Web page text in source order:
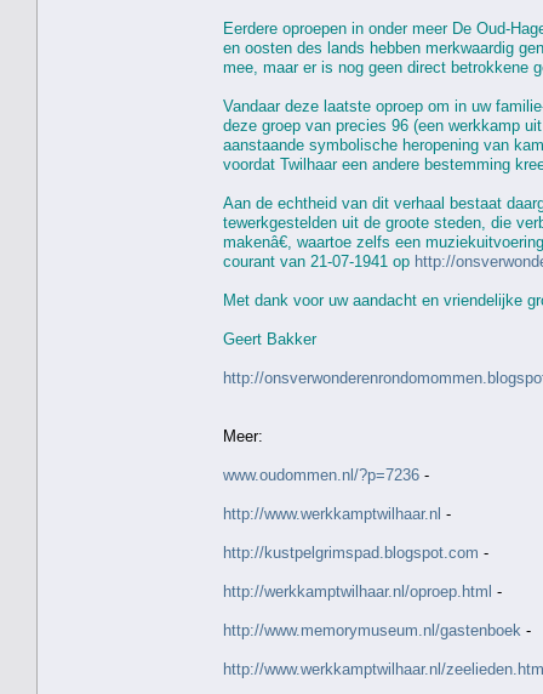
Eerdere oproepen in onder meer De Oud-
en oosten des lands hebben merkwaardig
mee, maar er is nog geen direct betrokkene
Vandaar deze laatste oproep om in uw
deze groep van precies 96 (een werkkamp
aanstaande symbolische heropening van
voordat Twilhaar een andere bestemming
Aan de echtheid van dit verhaal bestaat
tewerkgestelden uit de groote steden, die
makenâ€, waartoe zelfs een
courant van 21-07-1941 op http://
Met dank voor uw aandacht en vriendelijke
Geert Bakker
http://
Meer:
www.oudommen.nl/?p=7236 -
http://www.werkkamptwilhaar.nl -
http://kustpelgrimspad.blogspot.com -
http://werkkamptwilhaar.nl/oproep.html -
http://www.memorymuseum.nl/gastenboek -
http://www.werkkamptwilhaar.nl/